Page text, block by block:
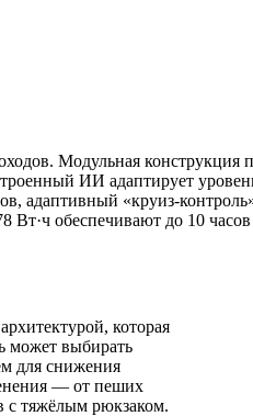
Модульная конструкция
ИИ адаптирует
адаптивный «круиз-
Вт·ч обеспечивают до 10
которая
может выбирать
для снижения
— от пеших
с тяжёлым рюкзаком.